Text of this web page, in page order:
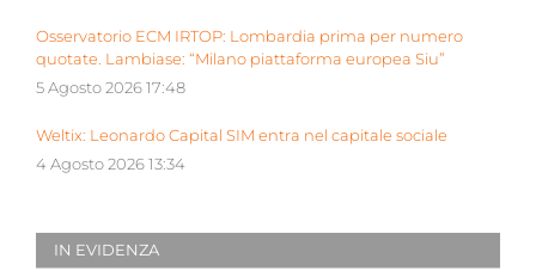
Osservatorio ECM IRTOP: Lombardia prima per numero
quotate. Lambiase: “Milano piattaforma europea Siu”
5 Agosto 2026 17:48
Weltix: Leonardo Capital SIM entra nel capitale sociale
4 Agosto 2026 13:34
IN EVIDENZA